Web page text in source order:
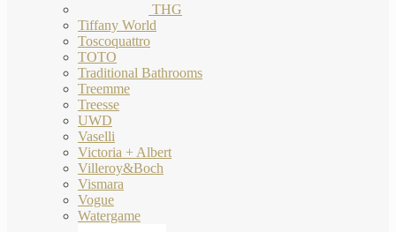
THG
Tiffany World
Toscoquattro
TOTO
Traditional Bathrooms
Treemme
Treesse
UWD
Vaselli
Victoria + Albert
Villeroy&Boch
Vismara
Vogue
Watergame